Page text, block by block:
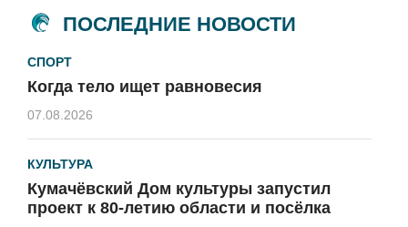
ПОСЛЕДНИЕ НОВОСТИ
СПОРТ
Когда тело ищет равновесия
07.08.2026
КУЛЬТУРА
Кумачёвский Дом культуры запустил
проект к 80-летию области и посёлка